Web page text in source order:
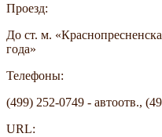
Проезд:
До ст. м.
года»
Телефоны:
(499) 252-0749 - автоотв.,
URL: